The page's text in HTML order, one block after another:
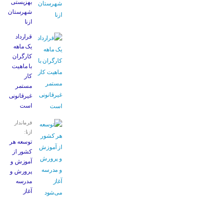
بهزیستی
شهرستان
ازنا
قرارداد
یک ماهه
کارگران
با ماهیت
کار
مستمر
غیرقانونی
است
فرماندار
ازنا:
توسعه هر
کشور از
آموزش و
پرورش و
مدرسه
آغاز